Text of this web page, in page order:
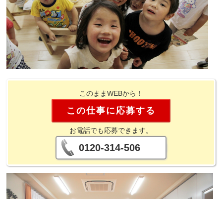
このままWEBから！
この仕事に応募する
お電話でも応募できます。
0120-314-506